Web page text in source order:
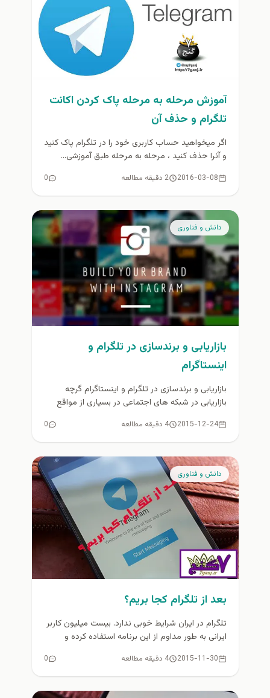
آموزش مرحله به مرحله پاک کردن اکانت
تلگرام و حذف آن
اگر میخواهید حساب کاربری خود را در تلگرام پاک کنید
و آنرا حذف کنید ، مرحله به مرحله طبق آموزشی...
2016-03-08 2 دقیقه مطالعه 0
دانش و فناوری
بازاریابی و برندسازی در تلگرام و
اینستاگرام
بازاریابی و برندسازی در تلگرام و اینستاگرام گرچه
بازاریابی در شبکه­ های اجتماعی در بسیاری از مواقع
2015-12-24 4 دقیقه مطالعه 0
دانش و فناوری
بعد از تلگرام کجا بریم؟
تلگرام در ایران شرایط خوبی ندارد. بیست میلیون کاربر
ایرانی به طور مداوم از این برنامه استفاده کرده و
2015-11-30 4 دقیقه مطالعه 0